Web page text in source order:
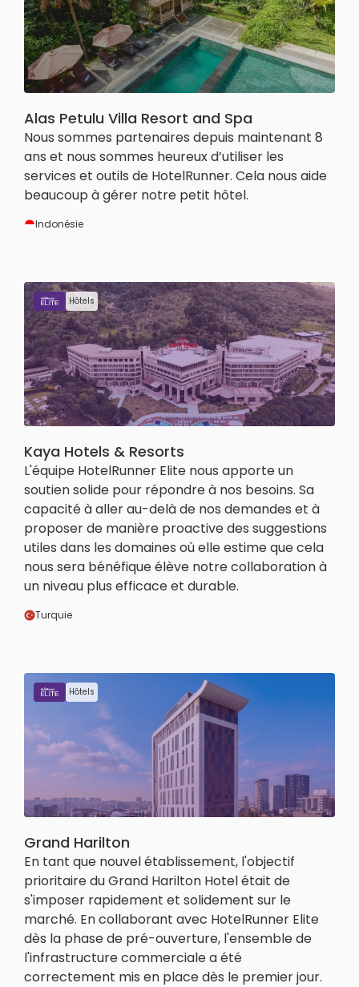
Alas Petulu Villa Resort and Spa
Nous sommes partenaires depuis maintenant 8
ans et nous sommes heureux d’utiliser les
services et outils de HotelRunner. Cela nous aide
beaucoup à gérer notre petit hôtel.
Indonésie
Hôtels
Kaya Hotels & Resorts
L'équipe HotelRunner Elite nous apporte un
soutien solide pour répondre à nos besoins. Sa
capacité à aller au-delà de nos demandes et à
proposer de manière proactive des suggestions
utiles dans les domaines où elle estime que cela
nous sera bénéfique élève notre collaboration à
un niveau plus efficace et durable.
Turquie
Hôtels
Grand Harilton
En tant que nouvel établissement, l'objectif
prioritaire du Grand Harilton Hotel était de
s'imposer rapidement et solidement sur le
marché. En collaborant avec HotelRunner Elite
dès la phase de pré-ouverture, l'ensemble de
l'infrastructure commerciale a été
correctement mis en place dès le premier jour.